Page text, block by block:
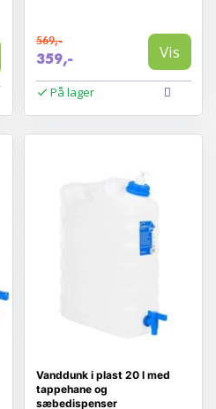
569,-
359,- Vis
På lager
Vanddunk i plast 20 l med
tappehane og
sæbedispenser